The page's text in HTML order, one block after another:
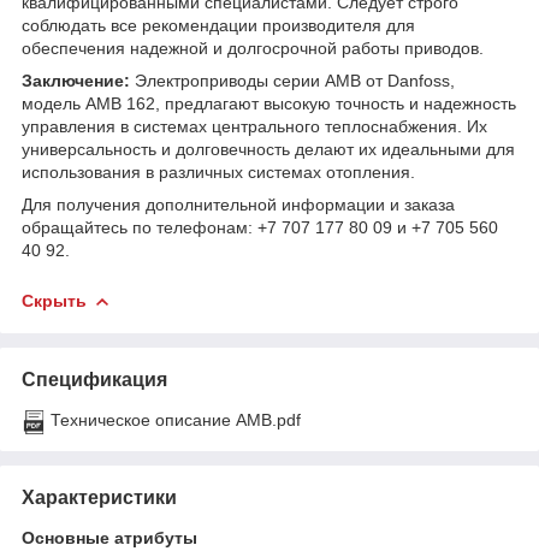
соблюдать все рекомендации производителя для
обеспечения надежной и долгосрочной работы приводов.
Заключение: Электроприводы серии AMB от Danfoss,
модель AMB 162, предлагают высокую точность и надежность
управления в системах центрального теплоснабжения. Их
универсальность и долговечность делают их идеальными для
использования в различных системах отопления.
Для получения дополнительной информации и заказа
обращайтесь по телефонам: +7 707 177 80 09 и +7 705 560
40 92.
Скрыть
Спецификация
Техническое описание AMB.pdf
Характеристики
Основные атрибуты